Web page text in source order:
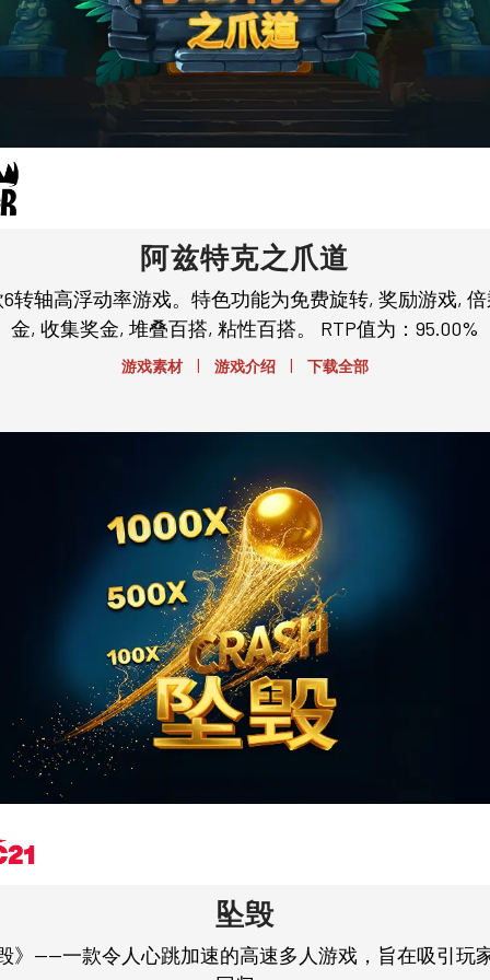
阿兹特克之爪道
转轴高浮动率游戏。特色功能为免费旋转, 奖励游戏,
金, 收集奖金, 堆叠百搭, 粘性百搭。 RTP值为：95.00%
游戏素材 | 游戏介绍 | 下载全部
坠毁
》——一款令人心跳加速的高速多人游戏，旨在吸引玩